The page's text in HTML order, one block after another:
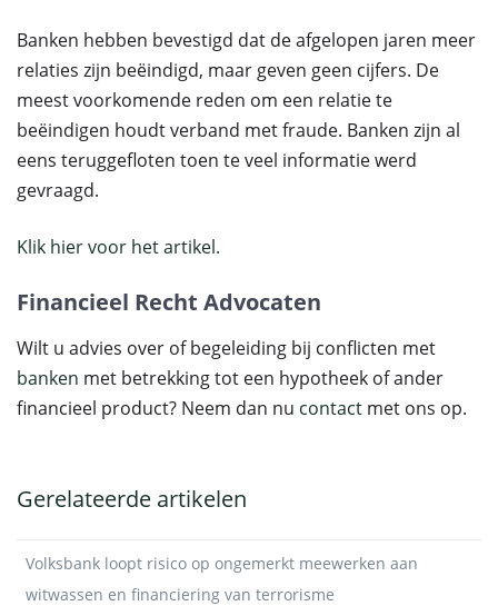
Banken hebben bevestigd dat de afgelopen jaren meer
relaties zijn beëindigd, maar geven geen cijfers. De
meest voorkomende reden om een relatie te
beëindigen houdt verband met fraude. Banken zijn al
eens teruggefloten toen te veel informatie werd
gevraagd.
Klik hier voor het artikel.
Financieel Recht Advocaten
Wilt u advies over of begeleiding bij conflicten met
banken met betrekking tot een hypotheek of ander
financieel product? Neem dan nu contact met ons op.
Gerelateerde artikelen
Volksbank loopt risico op ongemerkt meewerken aan
witwassen en financiering van terrorisme